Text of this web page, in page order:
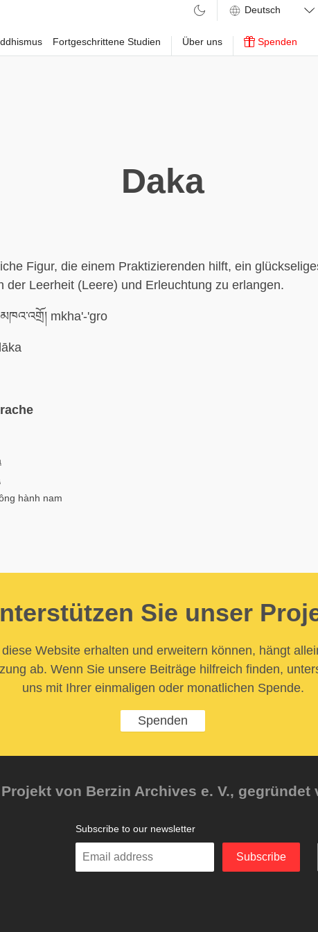
Fortgeschrittene Studien Über uns Spenden
Daka
Figur, die einem Praktizierenden hilft, ein
der Leerheit (Leere) und Erleuchtung zu erlangen.
མཁའ་འགྲོ། mkha'-'gro
hành nam
Sie unser
Website erhalten und erweitern können, hängt
ab. Wenn Sie unsere Beiträge hilfreich finden,
uns mit Ihrer einmaligen oder monatlichen Spende.
Spenden
von Berzin Archives e. V., gegründet
Subscribe to our newsletter
Enter
Subscribe